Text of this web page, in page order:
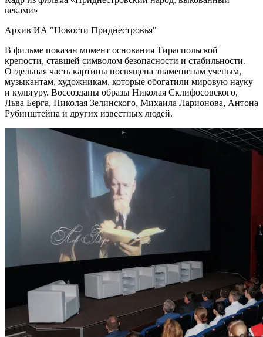
веками»
Архив ИА "Новости Приднестровья"
В фильме показан момент основания Тираспольской
крепости, ставшей символом безопасности и стабильности.
Отдельная часть картины посвящена знаменитым ученым,
музыкантам, художникам, которые обогатили мировую науку
и культуру. Воссозданы образы Николая Склифосовского,
Льва Берга, Николая Зелинского, Михаила Ларионова, Антона
Рубинштейна и других известных людей.